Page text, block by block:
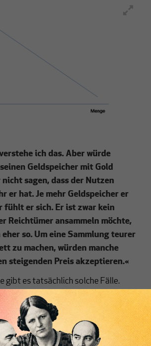
ich das. Aber würde
Geldspeicher mit Gold
sagen, dass der Nutzen
er hat. Je mehr Geldspeicher er
fühlt er sich. Er ist zwar kein
Reichtümer ansammeln möchte,
so. Um eine Sammlung teurer
zu machen, würden manche
steigenden Preis akzeptieren.«
gibt es tatsächlich solche Fälle.
verhalten sich anders als die
Preis sinkt ihre Nachfrage
noch die gleiche Menge oder
noch einmal, dass die